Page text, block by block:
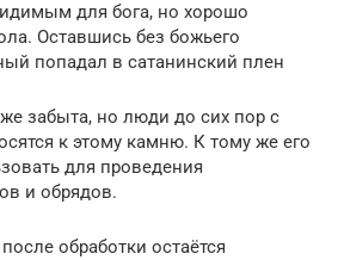
для бога, но хорошо
Оставшись без божьего
попадал в сатанинский плен
забыта, но люди до сих пор с
к этому камню. К тому же его
для проведения
и обрядов.
обработки остаётся